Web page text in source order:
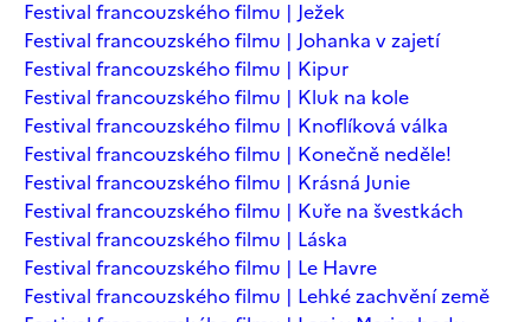
Festival francouzského filmu | Ježek
Festival francouzského filmu | Johanka v zajetí
Festival francouzského filmu | Kipur
Festival francouzského filmu | Kluk na kole
Festival francouzského filmu | Knoflíková válka
Festival francouzského filmu | Konečně neděle!
Festival francouzského filmu | Krásná Junie
Festival francouzského filmu | Kuře na švestkách
Festival francouzského filmu | Láska
Festival francouzského filmu | Le Havre
Festival francouzského filmu | Lehké zachvění země